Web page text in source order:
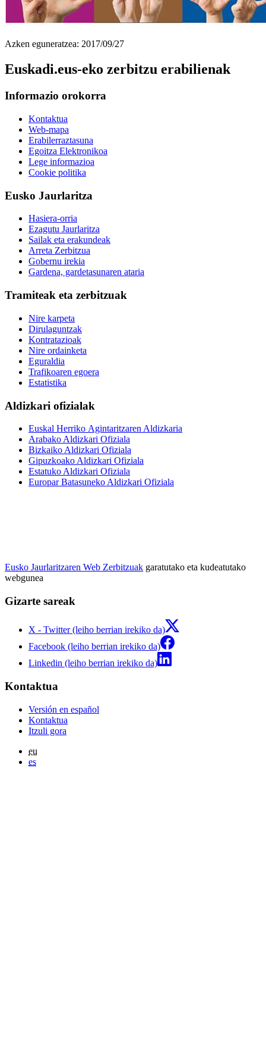
Azken eguneratzea: 2017/09/27
Euskadi.eus-eko zerbitzu erabilienak
Informazio orokorra
Kontaktua
Web-mapa
Erabilerraztasuna
Egoitza Elektronikoa
Lege informazioa
Cookie politika
Eusko Jaurlaritza
Hasiera-orria
Ezagutu Jaurlaritza
Sailak eta erakundeak
Arreta Zerbitzua
Gobernu irekia
Gardena, gardetasunaren ataria
Tramiteak eta zerbitzuak
Nire karpeta
Dirulaguntzak
Kontratazioak
Nire ordainketa
Eguraldia
Trafikoaren egoera
Estatistika
Aldizkari ofizialak
Euskal Herriko Agintaritzaren Aldizkaria
Arabako Aldizkari Ofiziala
Bizkaiko Aldizkari Ofiziala
Gipuzkoako Aldizkari Ofiziala
Estatuko Aldizkari Ofiziala
Europar Batasuneko Aldizkari Ofiziala
Eusko Jaurlaritzaren Web Zerbitzuak garatutako eta kudeatutako
webgunea
Gizarte sareak
X - Twitter (leiho berrian irekiko da)
Facebook (leiho berrian irekiko da)
Linkedin (leiho berrian irekiko da)
Kontaktua
Versión en español
Kontaktua
Itzuli gora
eu
es